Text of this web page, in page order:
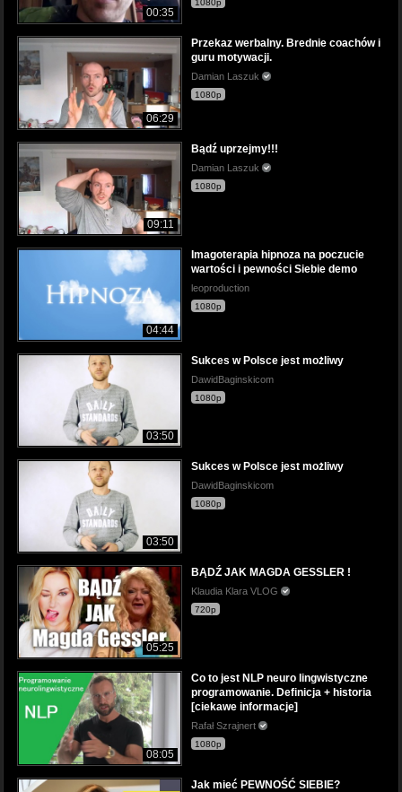
00:35
1080p
06:29
Przekaz werbalny. Brednie coachów i
guru motywacji.
Damian Laszuk
1080p
09:11
Bądź uprzejmy!!!
Damian Laszuk
1080p
04:44
Imagoterapia hipnoza na poczucie
wartości i pewności Siebie demo
leoproduction
1080p
03:50
Sukces w Polsce jest możliwy
DawidBaginskicom
1080p
03:50
Sukces w Polsce jest możliwy
DawidBaginskicom
1080p
05:25
BĄDŹ JAK MAGDA GESSLER !
Klaudia Klara VLOG
720p
08:05
Co to jest NLP neuro lingwistyczne
programowanie. Definicja + historia
[ciekawe informacje]
Rafał Szrajnert
1080p
Jak mieć PEWNOŚĆ SIEBIE?